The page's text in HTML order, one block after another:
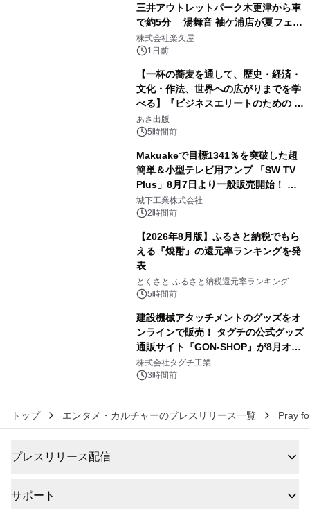
三井アウトレットパーク木更津から車
で約5分 湯舞音 袖ケ浦店が夏フェア
メニューを提供
株式会社楽久屋
1日前
【一杯の蕎麦を通して、歴史・経済・
文化・作法、世界への広がりまでを学
べる】『ビジネスエリートのための 教
養としての蕎麦』2026年8月25日
（火）発売
あさ出版
5時間前
Makuakeで目標1341％を突破した超
簡単＆小型テレビ用アンプ 「SW TV
Plus」8月7日より一般販売開始！ ケ
ーブル1本つなぐだけ、テレビの音が
ぐっと豊かに
城下工業株式会社
2時間前
【2026年8月版】ふるさと納税でもら
える『焼酎』の還元率ランキングを発
表
とくさと-ふるさと納税還元率ランキング-
5時間前
建設機械アタッチメントのグッズをオ
ンラインで販売！ タグチの公式グッズ
通販サイト『GON-SHOP』が8月オー
プン
株式会社タグチ工業
3時間前
トップ エンタメ・カルチャーのプレスリリース一覧 Pray
プレスリリース配信
サポート